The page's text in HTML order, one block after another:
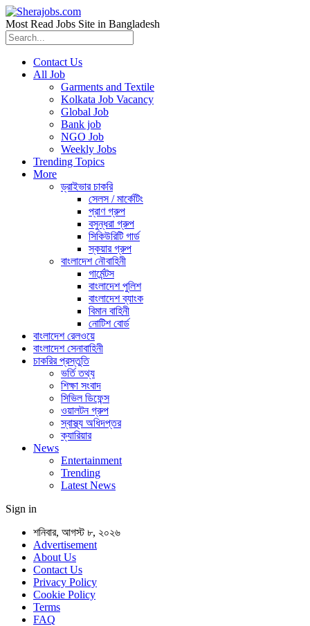
Most Read Jobs Site in Bangladesh
Contact Us
All Job
Garments and Textile
Kolkata Job Vacancy
Global Job
Bank job
NGO Job
Weekly Jobs
Trending Topics
More
ড্রাইভার চাকরি
সেলস / মার্কেটিং
প্রাণ গ্রুপ
বসুন্ধরা গ্রুপ
সিকিউরিটি গার্ড
স্কয়ার গ্রুপ
বাংলাদেশ নৌবাহিনী
গার্মেন্টস
বাংলাদেশ পুলিশ
বাংলাদেশ ব্যাংক
বিমান বাহিনী
নোটিশ বোর্ড
বাংলাদেশ রেলওয়ে
বাংলাদেশ সেনাবাহিনী
চাকরির প্রস্তুতি
ভর্তি তথ্য
শিক্ষা সংবাদ
সিভিল ডিফেন্স
ওয়ালটন গ্রুপ
স্বাস্থ্য অধিদপ্তর
ক্যারিয়ার
News
Entertainment
Trending
Latest News
Sign in
শনিবার, আগস্ট ৮, ২০২৬
Advertisement
About Us
Contact Us
Privacy Policy
Cookie Policy
Terms
FAQ